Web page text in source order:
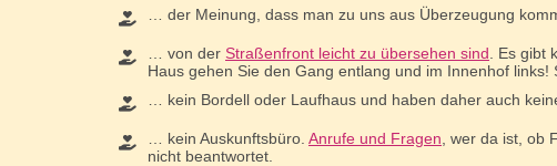
… der Meinung, dass man zu uns aus Überzeugung
… von der Straßenfront leicht zu übersehen sind . Es
Haus gehen Sie den Gang entlang und im Innenhof links!
… kein Bordell oder Laufhaus und haben daher auch
… kein Auskunftsbüro. Anrufe und Fragen , wer da ist, ob
nicht beantwortet.